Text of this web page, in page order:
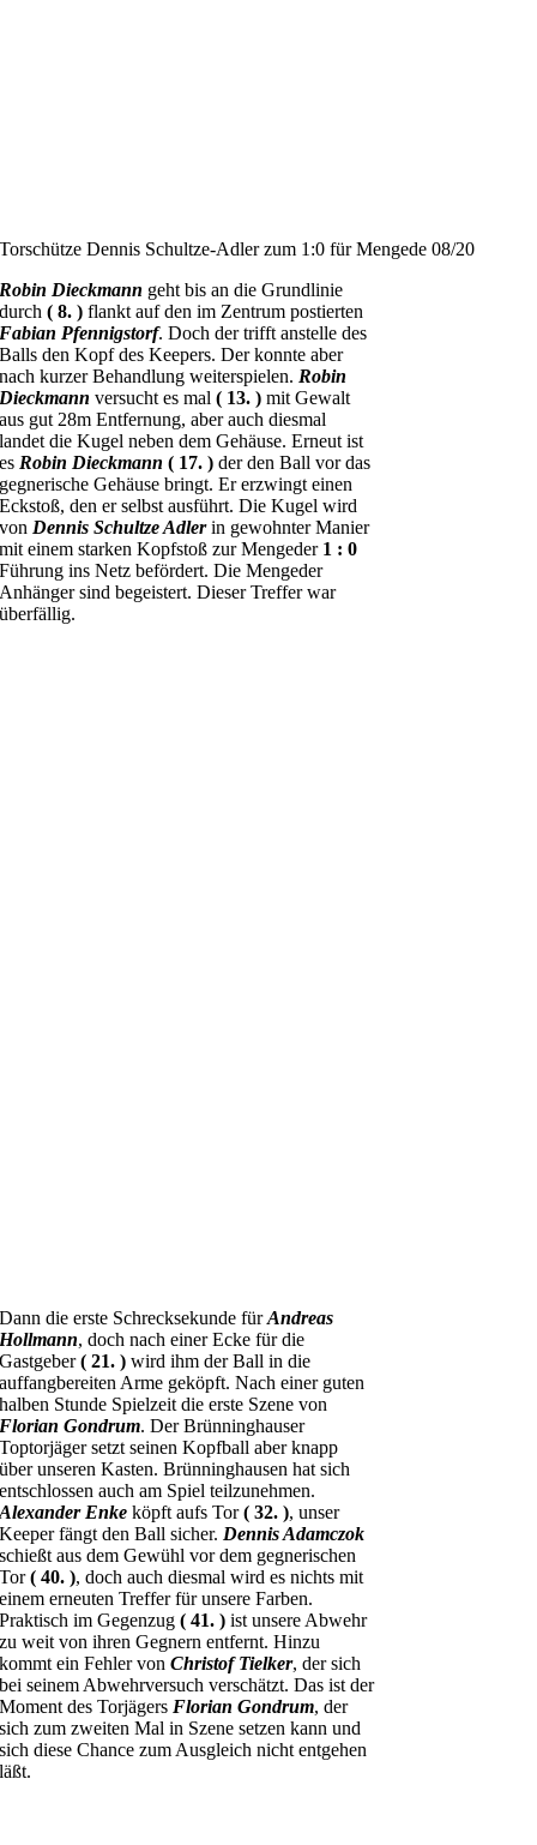
Torschütze Dennis Schultze-Adler zum 1:0 für Mengede 08/20
Robin Dieckmann geht bis an die Grundlinie
durch( 8. ) flankt auf den im Zentrum postierten
Fabian Pfennigstorf. Doch der trifft anstelle des
Balls den Kopf des Keepers. Der konnte aber
nach kurzer Behandlung weiterspielen. Robin
Dieckmann versucht es mal ( 13. ) mit Gewalt
aus gut 28m Entfernung, aber auch diesmal
landet die Kugel neben dem Gehäuse. Erneut ist
es Robin Dieckmann ( 17. ) der den Ball vor das
gegnerische Gehäuse bringt. Er erzwingt einen
Eckstoß, den er selbst ausführt. Die Kugel wird
von Dennis Schultze Adlerin gewohnter Manier
mit einem starken Kopfstoß zur Mengeder1 : 0
Führung ins Netz befördert. Die Mengeder
Anhänger sind begeistert. Dieser Treffer war
überfällig.
Dann die erste Schrecksekunde fürAndreas
Hollmann, doch nach einer Ecke für die
Gastgeber( 21. ) wird ihm der Ball in die
auffangbereiten Arme geköpft. Nach einer guten
halben Stunde Spielzeit die erste Szene von
Florian Gondrum. Der Brünninghauser
Toptorjäger setzt seinen Kopfball aber knapp
über unseren Kasten. Brünninghausen hat sich
entschlossen auch am Spiel teilzunehmen.
Alexander Enke köpft aufs Tor( 32. ), unser
Keeper fängt den Ball sicher. Dennis Adamczok
schießt aus dem Gewühl vor dem gegnerischen
Tor( 40. ), doch auch diesmal wird es nichts mit
einem erneuten Treffer für unsere Farben.
Praktisch im Gegenzug ( 41. ) ist unsere Abwehr
zu weit von ihren Gegnern entfernt. Hinzu
kommt ein Fehler vonChristof Tielker, der sich
bei seinem Abwehrversuch verschätzt. Das ist der
Moment des Torjägers Florian Gondrum, der
sich zum zweiten Mal in Szene setzen kann und
sich diese Chance zum Ausgleich nicht entgehen
läßt.